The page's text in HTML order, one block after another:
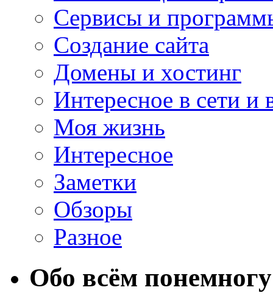
Сервисы и
Создание сайта
Домены и хостинг
Интересное в сети и
Моя жизнь
Интересное
Заметки
Обзоры
Разное
Обо всём понемногу